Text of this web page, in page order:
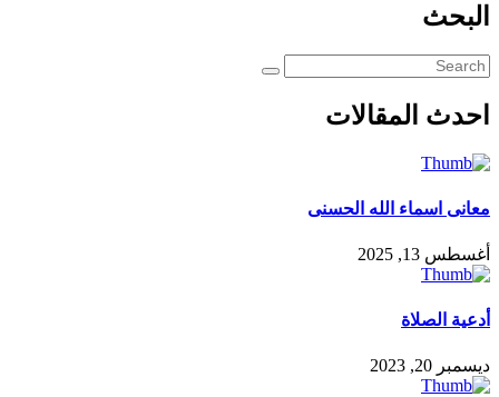
البحث
احدث المقالات
معانى اسماء الله الحسنى
أغسطس 13, 2025
أدعية الصلاة
ديسمبر 20, 2023